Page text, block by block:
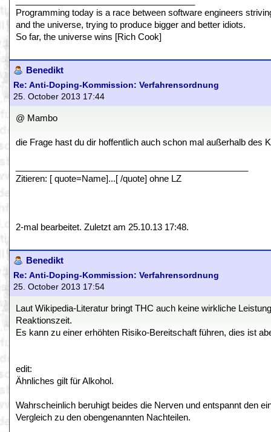
Programming today is a race between software engineers
and the universe, trying to produce bigger and better idiots.
So far, the universe wins [Rich Cook]
Benedikt
Re: Anti-Doping-Kommission: Verfahrensordnung
25. October 2013 17:44
@ Mambo
die Frage hast du dir hoffentlich auch schon mal außerhalb des
Zitieren: [ quote=Name]...[ /quote] ohne LZ
2-mal bearbeitet. Zuletzt am 25.10.13 17:48.
Benedikt
Re: Anti-Doping-Kommission: Verfahrensordnung
25. October 2013 17:54
Laut Wikipedia-Literatur bringt THC auch keine wirkliche
Reaktionszeit.
Es kann zu einer erhöhten Risiko-Bereitschaft führen, dies ist
edit:
Ähnliches gilt für Alkohol.
Wahrscheinlich beruhigt beides die Nerven und entspannt den
Vergleich zu den obengenannten Nachteilen.